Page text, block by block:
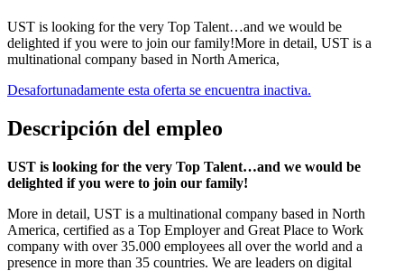
UST is looking for the very Top Talent…and we would be
delighted if you were to join our family!More in detail, UST is a
multinational company based in North America,
Desafortunadamente esta oferta se encuentra inactiva.
Descripción del empleo
UST is looking for the very Top Talent…and we would be
delighted if you were to join our family!
More in detail, UST is a multinational company based in North
America, certified as a Top Employer and Great Place to Work
company with over 35.000 employees all over the world and a
presence in more than 35 countries. We are leaders on digital